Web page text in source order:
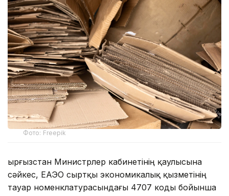
Фото: Freepik
Қырғызстан Министрлер кабинетінің қаулысына
сәйкес, ЕАЭО сыртқы экономикалық қызметінің
тауар номенклатурасындағы 4707 коды бойынша